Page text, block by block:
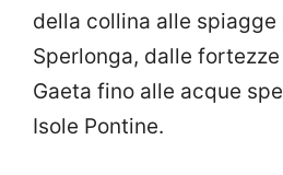
della collina alle spiagge
Sperlonga, dalle
Gaeta fino alle acque
Isole Pontine.